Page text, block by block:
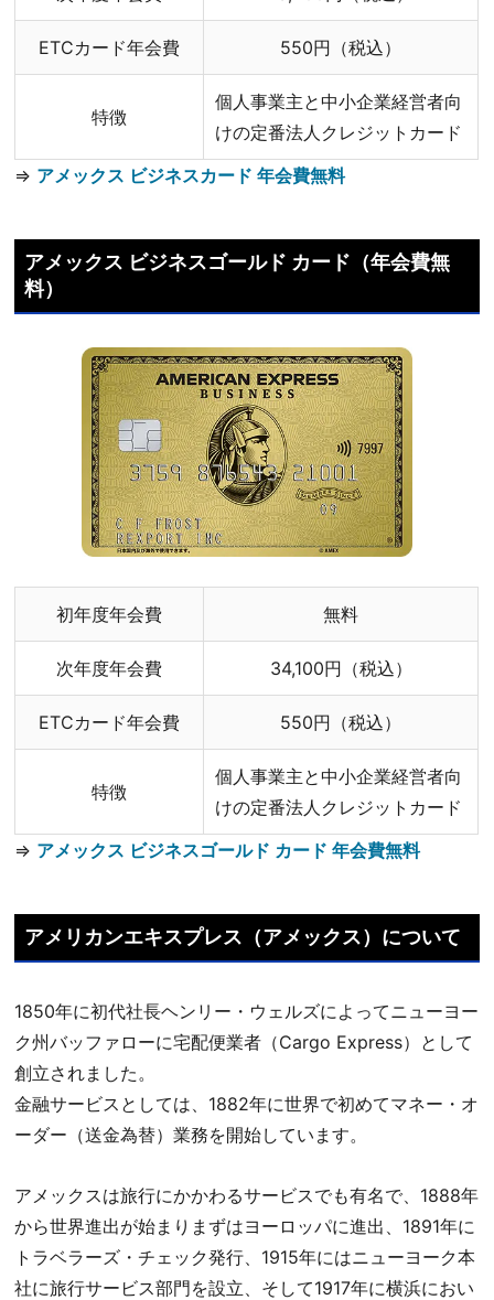
ETCカード年会費 550円（税込）
特徴
個人事業主と中小企業経営者向
けの定番法人クレジットカード
⇒ アメックス ビジネスカード 年会費無料
アメックス ビジネスゴールド カード（年会費無
料）
初年度年会費 無料
次年度年会費 34,100円（税込）
ETCカード年会費 550円（税込）
特徴
個人事業主と中小企業経営者向
けの定番法人クレジットカード
⇒ アメックス ビジネスゴールド カード 年会費無料
アメリカンエキスプレス（アメックス）について
1850年に初代社長ヘンリー・ウェルズによってニューヨー
ク州バッファローに宅配便業者（Cargo Express）として
創立されました。
金融サービスとしては、1882年に世界で初めてマネー・オ
ーダー（送金為替）業務を開始しています。
アメックスは旅行にかかわるサービスでも有名で、1888年
から世界進出が始まりまずはヨーロッパに進出、1891年に
トラベラーズ・チェック発行、1915年にはニューヨーク本
社に旅行サービス部門を設立、そして1917年に横浜におい